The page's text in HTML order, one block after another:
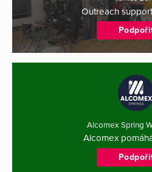
Outreach
Alcomex Spring
Alcomex